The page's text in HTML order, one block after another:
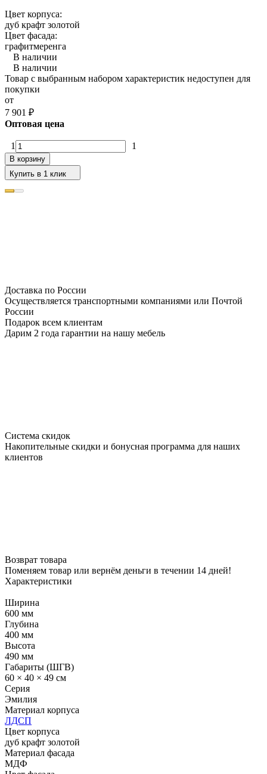
Цвет корпуса:
дуб крафт золотой
Цвет фасада:
графитмеренга
В наличии
В наличии
Товар с выбранным набором характеристик недоступен для
покупки
от
7 901 ₽
Оптовая цена
1 1
В корзину
Купить в 1 клик
Доставка по России
Осуществляется транспортными компаниями или Почтой
России
Подарок всем клиентам
Дарим 2 года гарантии на нашу мебель
Система скидок
Накопительные скидки и бонусная программа для наших
клиентов
Возврат товара
Поменяем товар или вернём деньги в течении 14 дней!
Характеристики
Ширина
600 мм
Глубина
400 мм
Высота
490 мм
Габариты (ШГВ)
60 × 40 × 49 см
Серия
Эмилия
Материал корпуса
ЛДСП
Цвет корпуса
дуб крафт золотой
Материал фасада
МДФ